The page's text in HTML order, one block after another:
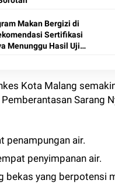
Makan Bergizi di
Sertifikasi
Menunggu Hasil Uji
Kota Malang
Sarang
penampungan air.
penyimpanan air.
bekas yang berpotensi